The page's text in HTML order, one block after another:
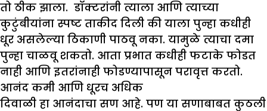
तो ठीक झाला. डॉक्टरांनी त्याला आणि त्याच्या
कुटुंबीयांना स्पष्ट ताकीद दिली की याला पुन्हा कधीही
धूर असलेल्या ठिकाणी पाठवू नका. यामुळे त्याचा दमा
पुन्हा चाळवू शकतो. आता प्रभात कधीही फटाके फोडत
नाही आणि इतरांनाही फोडण्यापासून परावृत्त करतो.
आनंद कमी आणि धूरच अधिक
दिवाळी हा आनंदाचा सण आहे. पण या सणाबाबत कुठली